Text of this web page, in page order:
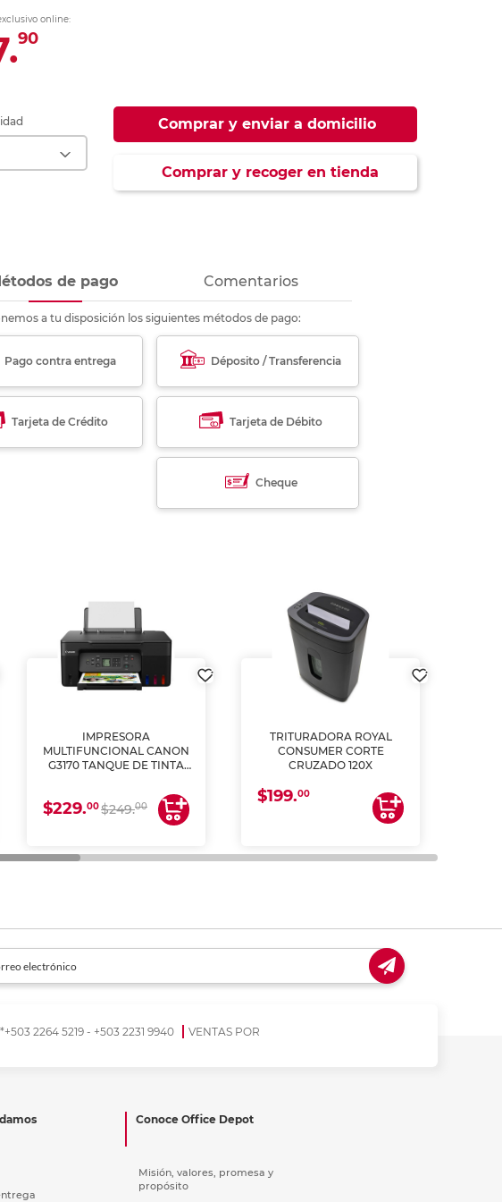
online:
90
Comprar y enviar a domicilio
Comprar y recoger en tienda
de pago Comentarios
a tu disposición los siguientes métodos de pago:
Pago contra entrega Déposito / Transferencia
Tarjeta de Crédito Tarjeta de Débito
Cheque
IMPRESORA
MULTIFUNCIONAL CANON
G3170 TANQUE DE TINTA
$229.00$249.00
TRITURADORA ROYAL
CONSUMER CORTE
CRUZADO 120X
$199.00
2264 5219 - +503 2231 9940
VENTAS POR
Conoce Office Depot
Misión, valores, promesa y
propósito